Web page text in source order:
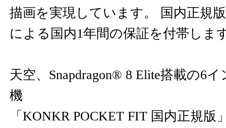
描画を実現しています。 国内正規
による国内1年間の保証を付帯しま
天空、Snapdragon® 8 Elite搭載の6
機
「KONKR POCKET FIT 国内正規